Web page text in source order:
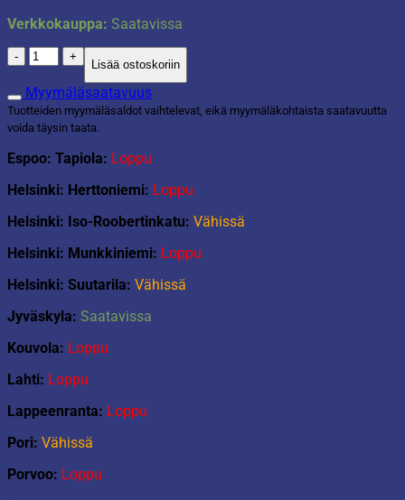
Verkkokauppa: Saatavissa
Lego
Gabby's
Dollhouse
10787
Kisukeijun
puutarhajuhlat
määrä
Lisää ostoskoriin
Myymäläsaatavuus
Tuotteiden myymäläsaldot vaihtelevat, eikä myymäläkohtaista saatavuutta
voida täysin taata.
Espoo: Tapiola: Loppu
Helsinki: Herttoniemi: Loppu
Helsinki: Iso-Roobertinkatu: Vähissä
Helsinki: Munkkiniemi: Loppu
Helsinki: Suutarila: Vähissä
Jyväskyla: Saatavissa
Kouvola: Loppu
Lahti: Loppu
Lappeenranta: Loppu
Pori: Vähissä
Porvoo: Loppu